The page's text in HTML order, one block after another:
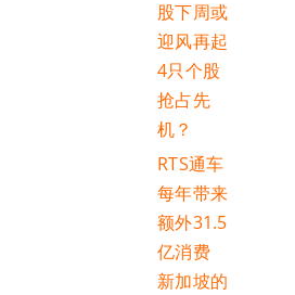
股下周或
迎风再起
4只个股
抢占先
机？
RTS通车
每年带来
额外31.5
亿消费
新加坡的